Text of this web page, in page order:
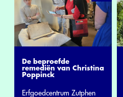
De beproefde
remediën van Christina
Poppinck
Erfgoedcentrum Zutphen